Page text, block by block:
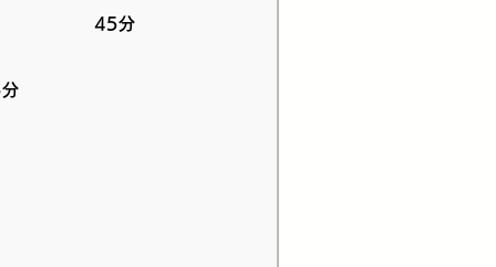
育成～ 45分